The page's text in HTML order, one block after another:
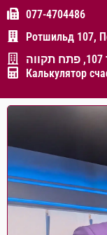
077-4704486
Ротшильд 107,
Калькулятор